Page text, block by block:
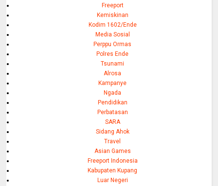
Freeport
Kemiskinan
Kodim 1602/Ende
Media Sosial
Perppu Ormas
Polres Ende
Tsunami
Alrosa
Kampanye
Ngada
Pendidikan
Perbatasan
SARA
Sidang Ahok
Travel
Asian Games
Freeport Indonesia
Kabupaten Kupang
Luar Negeri